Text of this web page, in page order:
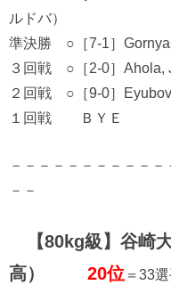
ルドバ）
準決勝 ○［7-1］
３回戦 ○［2-0］Ahola,
２回戦 ○［9-0］
１回戦 ＢＹＥ
－－－－－－－－－－
－－
【80kg級】谷崎
高）
20位 ＝33